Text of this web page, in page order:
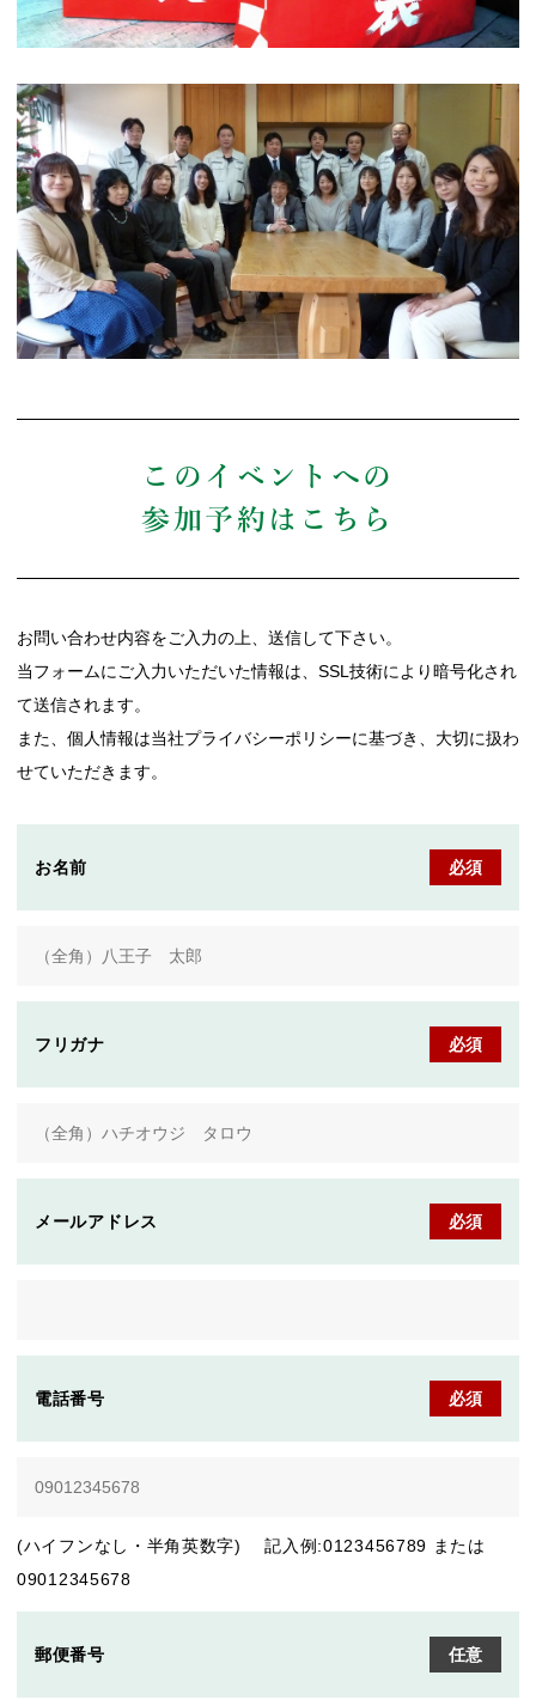
このイベントへの
参加予約はこちら
お問い合わせ内容をご入力の上、送信して下さい。
当フォームにご入力いただいた情報は、SSL技術により暗号化され
て送信されます。
また、個人情報は当社プライバシーポリシーに基づき、大切に扱わ
せていただきます。
お名前 必須
フリガナ 必須
メールアドレス 必須
電話番号 必須
(ハイフンなし・半角英数字) 記入例:0123456789 または
09012345678
郵便番号 任意